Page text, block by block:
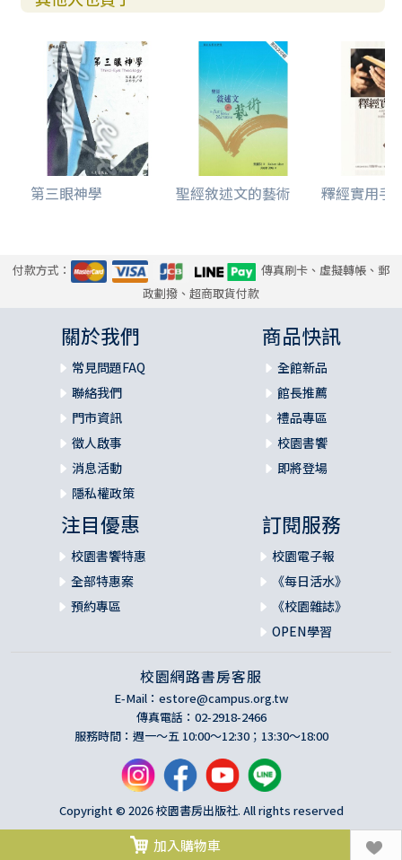
第三眼神學 聖經敘述文的藝術 釋經實用手
付款方式：
傳真刷卡、虛擬轉帳、郵
政劃撥、超商取貨付款
關於我們
常見問題FAQ
聯絡我們
門市資訊
徵人啟事
消息活動
隱私權政策
商品快訊
全館新品
館長推薦
禮品專區
校園書饗
即將登場
注目優惠
校園書饗特惠
全部特惠案
預約專區
訂閱服務
校園電子報
《每日活水》
《校園雜誌》
OPEN學習
校園網路書房客服
E-Mail： estore@campus.org.tw
傳真電話：02-2918-2466
服務時間：週一～五 10:00～12:30；13:30～18:00
Copyright © 2026 校園書房出版社. All rights reserved
加入購物車